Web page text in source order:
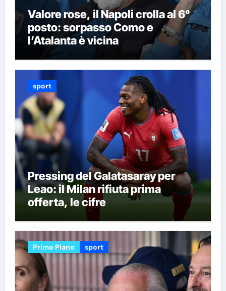
Valore rose, il Napoli crolla al 6°
posto: sorpasso Como e
l’Atalanta è vicina
sport
Pressing del Galatasaray per
Leao: il Milan rifiuta prima
offerta, le cifre
Primo Piano sport